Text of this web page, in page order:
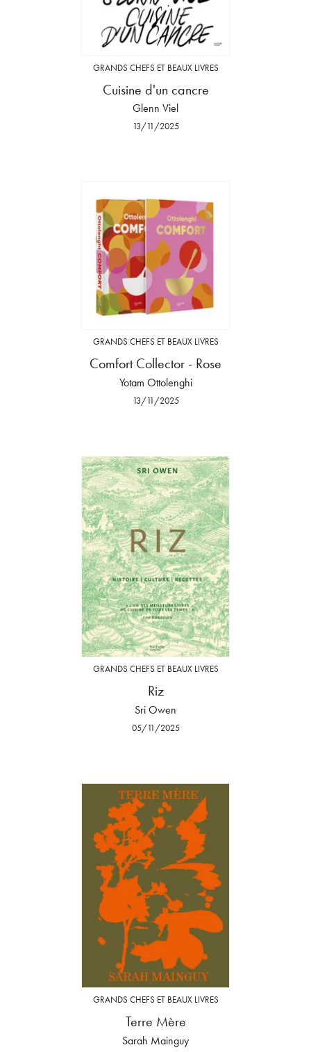
GRANDS CHEFS ET BEAUX LIVRES
Cuisine d'un cancre
Glenn Viel
13/11/2025
GRANDS CHEFS ET BEAUX LIVRES
Comfort Collector - Rose
Yotam Ottolenghi
13/11/2025
GRANDS CHEFS ET BEAUX LIVRES
Riz
Sri Owen
05/11/2025
GRANDS CHEFS ET BEAUX LIVRES
Terre Mère
Sarah Mainguy